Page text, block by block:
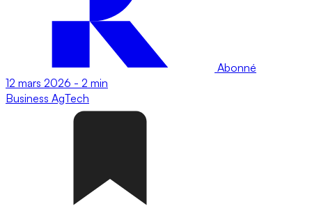
Abonné
12 mars 2026 - 2 min
Business AgTech